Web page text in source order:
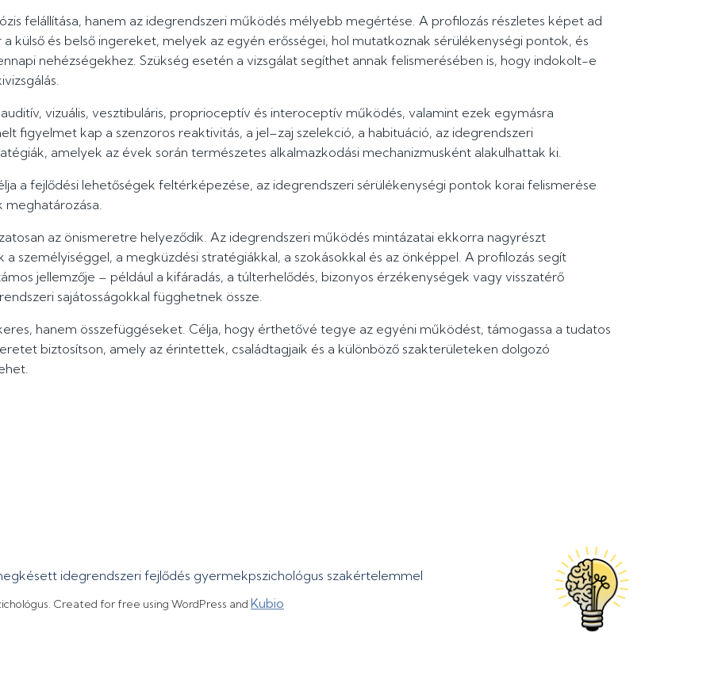
felállítása, hanem az idegrendszeri működés mélyebb megértése. A profilozás részletes képet ad
külső és belső ingereket, melyek az egyén erősségei, hol mutatkoznak sérülékenységi pontok, és
nehézségekhez. Szükség esetén a vizsgálat segíthet annak felismerésében is, hogy indokolt-e
vizuális, vesztibuláris, proprioceptív és interoceptív működés, valamint ezek egymásra
figyelmet kap a szenzoros reaktivitás, a jel–zaj szelekció, a habituáció, az idegrendszeri
amelyek az évek során természetes alkalmazkodási mechanizmusként alakulhattak ki.
a fejlődési lehetőségek feltérképezése, az idegrendszeri sérülékenységi pontok korai felismerése
meghatározása.
az önismeretre helyeződik. Az idegrendszeri működés mintázatai ekkorra nagyrészt
a személyiséggel, a megküzdési stratégiákkal, a szokásokkal és az önképpel. A profilozás segít
jellemzője – például a kifáradás, a túlterhelődés, bizonyos érzékenységek vagy visszatérő
sajátosságokkal függhetnek össze.
hanem összefüggéseket. Célja, hogy érthetővé tegye az egyéni működést, támogassa a tudatos
biztosítson, amely az érintettek, családtagjaik és a különböző szakterületeken dolgozó
idegrendszeri fejlődés gyermekpszichológus szakértelemmel
Created for free using WordPress and Kubio